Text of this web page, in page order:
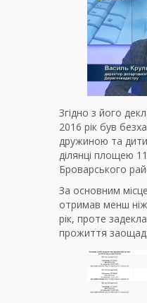
Згідно з його
2016 рік був
дружиною та
ділянці площею
Броварського
За основним
отримав менш
рік, проте
прожиття